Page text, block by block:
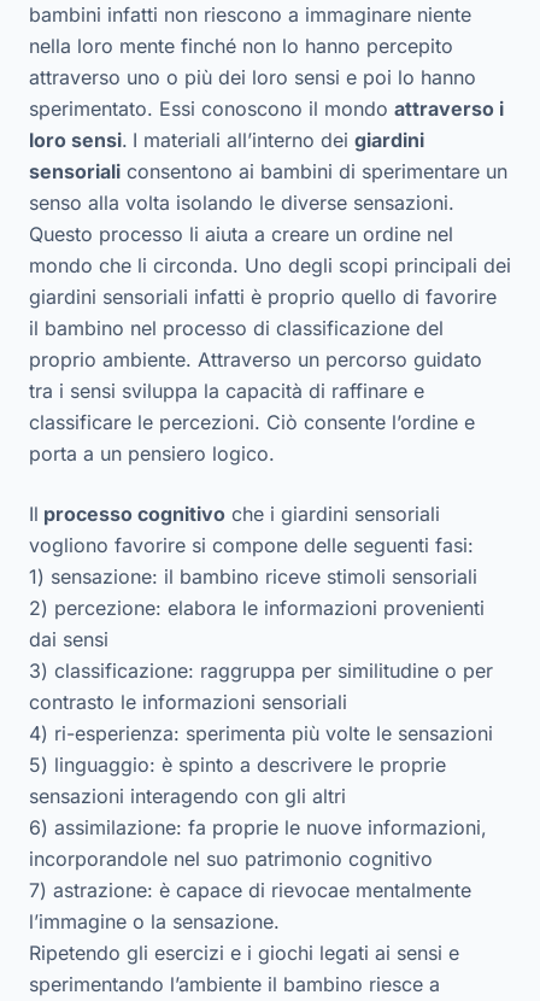
bambini infatti non riescono a immaginare niente
nella loro mente finché non lo hanno percepito
attraverso uno o più dei loro sensi e poi lo hanno
sperimentato. Essi conoscono il mondo attraverso i
loro sensi. I materiali all’interno dei giardini
sensoriali consentono ai bambini di sperimentare un
senso alla volta isolando le diverse sensazioni.
Questo processo li aiuta a creare un ordine nel
mondo che li circonda. Uno degli scopi principali dei
giardini sensoriali infatti è proprio quello di favorire
il bambino nel processo di classificazione del
proprio ambiente. Attraverso un percorso guidato
tra i sensi sviluppa la capacità di raffinare e
classificare le percezioni. Ciò consente l’ordine e
porta a un pensiero logico.
Il processo cognitivo che i giardini sensoriali
vogliono favorire si compone delle seguenti fasi:
1) sensazione: il bambino riceve stimoli sensoriali
2) percezione: elabora le informazioni provenienti
dai sensi
3) classificazione: raggruppa per similitudine o per
contrasto le informazioni sensoriali
4) ri-esperienza: sperimenta più volte le sensazioni
5) linguaggio: è spinto a descrivere le proprie
sensazioni interagendo con gli altri
6) assimilazione: fa proprie le nuove informazioni,
incorporandole nel suo patrimonio cognitivo
7) astrazione: è capace di rievocae mentalmente
l’immagine o la sensazione.
Ripetendo gli esercizi e i giochi legati ai sensi e
sperimentando l’ambiente il bambino riesce a